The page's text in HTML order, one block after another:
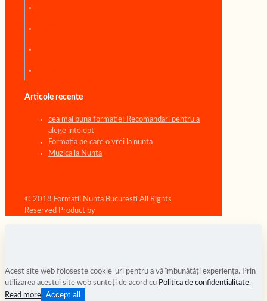
Articole recente
cea mai buna formatie! Recomandari pentru a
alege intelept
Formatia pe care o vrei la nunta
Muzica la Nunta
© 2018 Formatii Nunta Bucuresti All Rights
Reserved Product by
Acest site web folosește cookie-uri pentru a vă îmbunătăți experiența. Prin
utilizarea acestui site web sunteți de acord cu Politica de confidentialitate.
Read more
Accept all